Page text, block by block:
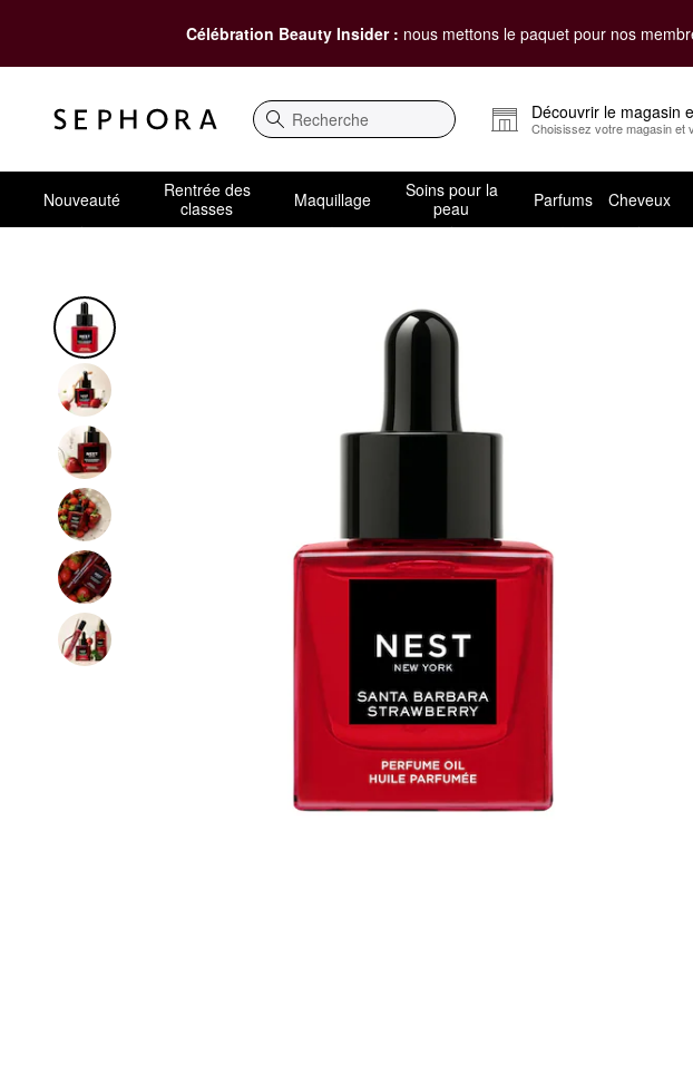
Célébration Beauty Insider : nous mettons le paquet pour nos
Recherche
Découvrir le magasin
Choisissez votre magasin et
Nouveauté
Rentrée des
classes
Maquillage
Soins pour la
peau
Parfums Cheveux